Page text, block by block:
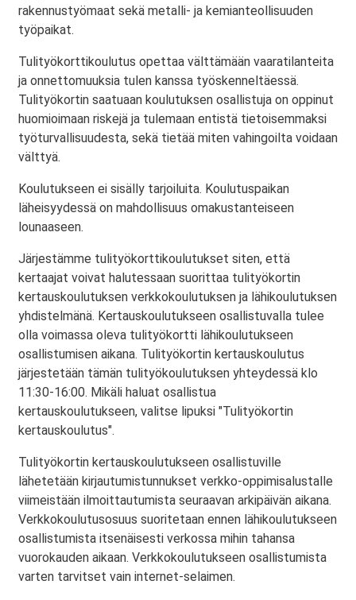
rakennustyömaat sekä metalli- ja kemianteollisuuden
työpaikat.
Tulityökorttikoulutus opettaa välttämään vaaratilanteita
ja onnettomuuksia tulen kanssa työskenneltäessä.
Tulityökortin saatuaan koulutuksen osallistuja on oppinut
huomioimaan riskejä ja tulemaan entistä tietoisemmaksi
työturvallisuudesta, sekä tietää miten vahingoilta voidaan
välttyä.
Koulutukseen ei sisälly tarjoiluita. Koulutuspaikan
läheisyydessä on mahdollisuus omakustanteiseen
lounaaseen.
Järjestämme tulityökorttikoulutukset siten, että
kertaajat voivat halutessaan suorittaa tulityökortin
kertauskoulutuksen verkkokoulutuksen ja lähikoulutuksen
yhdistelmänä. Kertauskoulutukseen osallistuvalla tulee
olla voimassa oleva tulityökortti lähikoulutukseen
osallistumisen aikana. Tulityökortin kertauskoulutus
järjestetään tämän tulityökoulutuksen yhteydessä klo
11:30-16:00. Mikäli haluat osallistua
kertauskoulutukseen, valitse lipuksi "Tulityökortin
kertauskoulutus".
Tulityökortin kertauskoulutukseen osallistuville
lähetetään kirjautumistunnukset verkko-oppimisalustalle
viimeistään ilmoittautumista seuraavan arkipäivän aikana.
Verkkokoulutusosuus suoritetaan ennen lähikoulutukseen
osallistumista itsenäisesti verkossa mihin tahansa
vuorokauden aikaan. Verkkokoulutukseen osallistumista
varten tarvitset vain internet-selaimen.